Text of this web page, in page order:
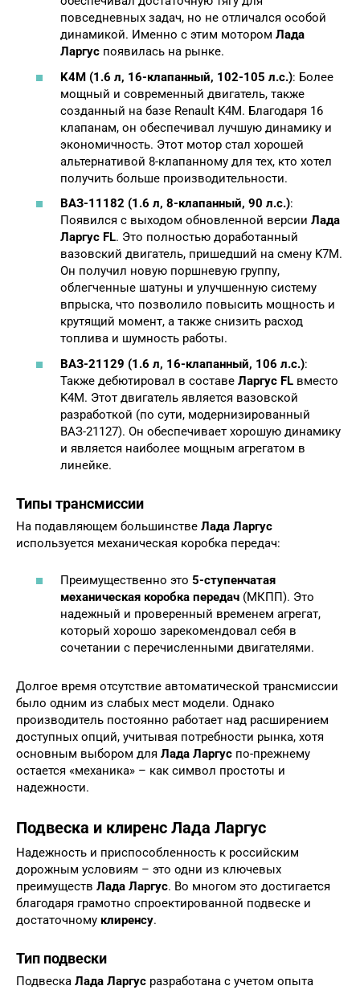
повседневных задач, но не отличался особой
динамикой. Именно с этим мотором Лада
Ларгус появилась на рынке.
K4M (1.6 л, 16-клапанный, 102-105 л.с.): Более
мощный и современный двигатель, также
созданный на базе Renault K4M. Благодаря 16
клапанам, он обеспечивал лучшую динамику и
экономичность. Этот мотор стал хорошей
альтернативой 8-клапанному для тех, кто хотел
получить больше производительности.
ВАЗ-11182 (1.6 л, 8-клапанный, 90 л.с.):
Появился с выходом обновленной версии Лада
Ларгус FL. Это полностью доработанный
вазовский двигатель, пришедший на смену K7M.
Он получил новую поршневую группу,
облегченные шатуны и улучшенную систему
впрыска, что позволило повысить мощность и
крутящий момент, а также снизить расход
топлива и шумность работы.
ВАЗ-21129 (1.6 л, 16-клапанный, 106 л.с.):
Также дебютировал в составе Ларгус FL вместо
K4M. Этот двигатель является вазовской
разработкой (по сути, модернизированный
ВАЗ-21127). Он обеспечивает хорошую динамику
и является наиболее мощным агрегатом в
линейке.
Типы трансмиссии
На подавляющем большинстве Лада Ларгус
используется механическая коробка передач:
Преимущественно это 5-ступенчатая
механическая коробка передач (МКПП). Это
надежный и проверенный временем агрегат,
который хорошо зарекомендовал себя в
сочетании с перечисленными двигателями.
Долгое время отсутствие автоматической трансмиссии
было одним из слабых мест модели. Однако
производитель постоянно работает над расширением
доступных опций, учитывая потребности рынка, хотя
основным выбором для Лада Ларгус по-прежнему
остается «механика» – как символ простоты и
надежности.
Подвеска и клиренс Лада Ларгус
Надежность и приспособленность к российским
дорожным условиям – это одни из ключевых
преимуществ Лада Ларгус. Во многом это достигается
благодаря грамотно спроектированной подвеске и
достаточному клиренсу.
Тип подвески
Подвеска Лада Ларгус разработана с учетом опыта